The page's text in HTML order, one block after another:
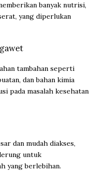
banyak nutrisi,
yang diperlukan
tambahan seperti
dan bahan kimia
pada masalah kesehatan
dan mudah diakses,
untuk
yang berlebihan.